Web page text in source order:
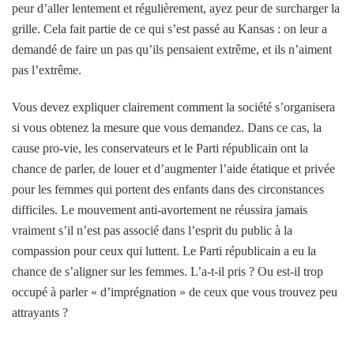
peur d’aller lentement et régulièrement, ayez peur de surcharger la
grille. Cela fait partie de ce qui s’est passé au Kansas : on leur a
demandé de faire un pas qu’ils pensaient extrême, et ils n’aiment
pas l’extrême.
Vous devez expliquer clairement comment la société s’organisera
si vous obtenez la mesure que vous demandez. Dans ce cas, la
cause pro-vie, les conservateurs et le Parti républicain ont la
chance de parler, de louer et d’augmenter l’aide étatique et privée
pour les femmes qui portent des enfants dans des circonstances
difficiles. Le mouvement anti-avortement ne réussira jamais
vraiment s’il n’est pas associé dans l’esprit du public à la
compassion pour ceux qui luttent. Le Parti républicain a eu la
chance de s’aligner sur les femmes. L’a-t-il pris ? Ou est-il trop
occupé à parler « d’imprégnation » de ceux que vous trouvez peu
attrayants ?